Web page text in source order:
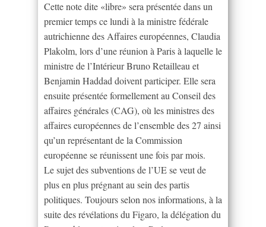
Cette note dite «libre» sera présentée dans un
premier temps ce lundi à la ministre fédérale
autrichienne des Affaires européennes, Claudia
Plakolm, lors d’une réunion à Paris à laquelle le
ministre de l’Intérieur Bruno Retailleau et
Benjamin Haddad doivent participer. Elle sera
ensuite présentée formellement au Conseil des
affaires générales (CAG), où les ministres des
affaires européennes de l’ensemble des 27 ainsi
qu’un représentant de la Commission
européenne se réunissent une fois par mois.
Le sujet des subventions de l’UE se veut de
plus en plus prégnant au sein des partis
politiques. Toujours selon nos informations, à la
suite des révélations du Figaro, la délégation du